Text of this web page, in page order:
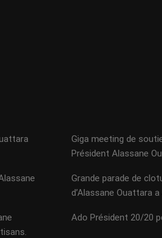
Giga meeting de
Président Alassane
Grande parade de
d’Alassane Ouattara
Ado Président 20/20